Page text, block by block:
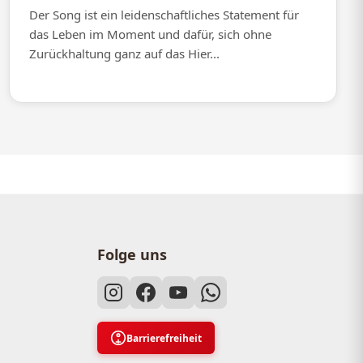
Der Song ist ein leidenschaftliches Statement für
das Leben im Moment und dafür, sich ohne
Zurückhaltung ganz auf das Hier...
Folge uns
Barrierefreiheit